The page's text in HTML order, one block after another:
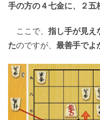
手の方の４七金に、２五
ここで、 指し手が見え
たのですが、 最善手でよ